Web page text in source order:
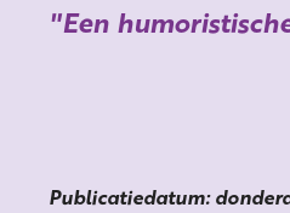
Een
Publicatiedatum: